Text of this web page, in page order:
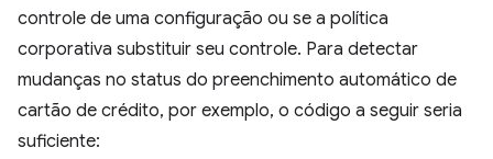
controle de uma configuração ou se a política
corporativa substituir seu controle. Para detectar
mudanças no status do preenchimento automático de
cartão de crédito, por exemplo, o código a seguir seria
suficiente: